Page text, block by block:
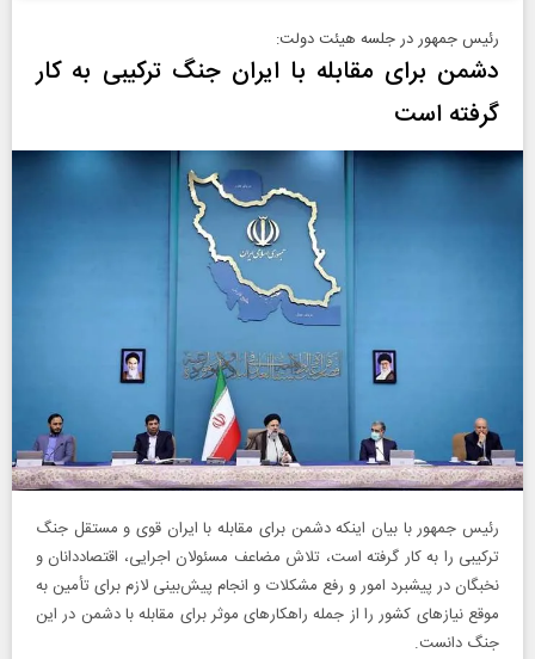
رئیس جمهور در جلسه هیئت دولت:
دشمن برای مقابله با ایران جنگ ترکیبی به کار
گرفته است
رئیس جمهور با بیان اینکه دشمن برای مقابله با ایران قوی و مستقل جنگ
ترکیبی را به کار گرفته است، تلاش مضاعف مسئولان اجرایی، اقتصاددانان و
نخبگان در پیشبرد امور و رفع مشکلات و انجام پیش‌بینی لازم برای تأمین به
موقع نیازهای کشور را از جمله راهکارهای موثر برای مقابله با دشمن در این
جنگ دانست.